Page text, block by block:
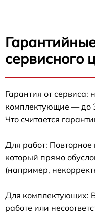
сервисного
Гарантия от сервиса:
комплектующие — до
Что считается
Для работ:
который прямо
(например,
Для комплектующих:
работе или